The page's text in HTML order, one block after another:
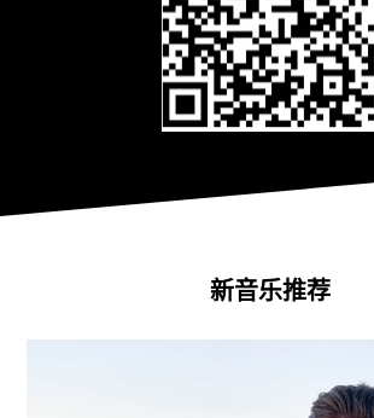
新音乐推荐